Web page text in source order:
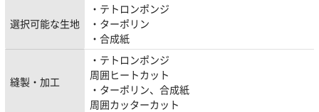
選択可能な生地
・テトロンポンジ
・ターポリン
・合成紙
縫製・加工
・テトロンポンジ
周囲ヒートカット
・ターポリン、合成紙
周囲カッターカット